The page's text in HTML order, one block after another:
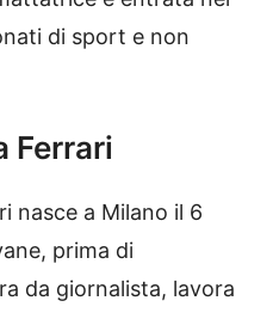
di sport e non
Ferrari
nasce a Milano il 6
prima di
da giornalista, lavora